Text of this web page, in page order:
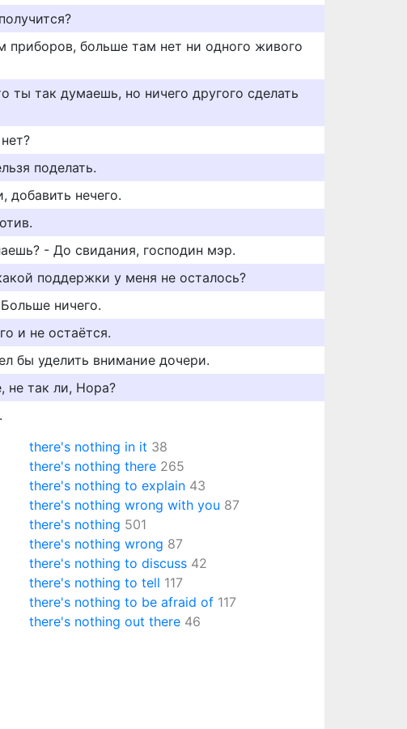
приборов, больше там нет ни одного живого
ты так думаешь, но ничего другого сделать
поделать.
добавить нечего.
- До свидания, господин мэр.
поддержки у меня не осталось?
ничего.
и не остаётся.
бы уделить внимание дочери.
не так ли, Нора?
there's nothing in it 38
there's nothing there 265
there's nothing to explain 43
there's nothing wrong with you 87
there's nothing 501
there's nothing wrong 87
there's nothing to discuss 42
there's nothing to tell 117
there's nothing to be afraid of 117
there's nothing out there 46